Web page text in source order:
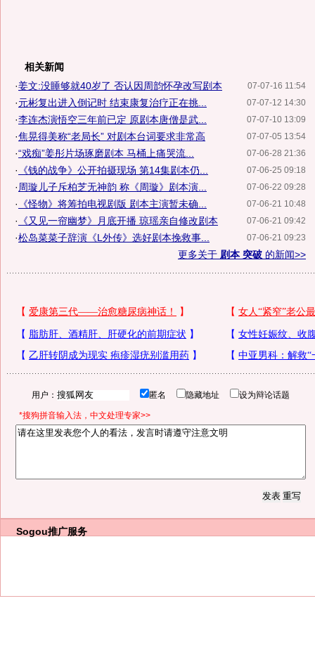
相关新闻
07-07-16 11:54
·姜文:没睡够就40岁了 否认因周韵怀孕改写剧本
07-07-12 14:30
·元彬复出进入倒记时 结束康复治疗正在挑...
07-07-10 13:09
·李连杰演悟空三年前已定 原剧本唐僧是武...
07-07-05 13:54
·焦晃得美称“老局长” 对剧本台词要求非常高
07-06-28 21:36
·“戏痴”姜彤片场琢磨剧本 马桶上痛哭流...
07-06-25 09:18
· 《钱的战争》公开拍摄现场 第14集剧本仍...
07-06-22 09:28
· 周璇儿子斥柏芝无神韵 称《周璇》剧本演...
07-06-21 10:48
· 《怪物》将筹拍电视剧版 剧本主演暂未确...
07-06-21 09:42
· 《又见一帘幽梦》月底开播 琼瑶亲自修改剧本
07-06-21 09:23
·松岛菜菜子辞演《L外传》选好剧本挽救事...
更多关于 剧本 突破 的新闻>>
用户： 匿名 隐藏地址 设为辩论话题
*搜狗拼音输入法，中文处理专家>>
Sogou推广服务